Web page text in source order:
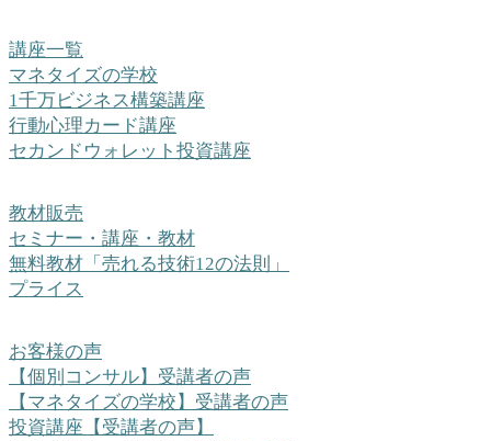
講座一覧
マネタイズの学校
1千万ビジネス構築講座
行動心理カード講座
セカンドウォレット投資講座
教材販売
セミナー・講座・教材
無料教材「売れる技術12の法則」
プライス
お客様の声
【個別コンサル】受講者の声
【マネタイズの学校】受講者の声
投資講座【受講者の声】